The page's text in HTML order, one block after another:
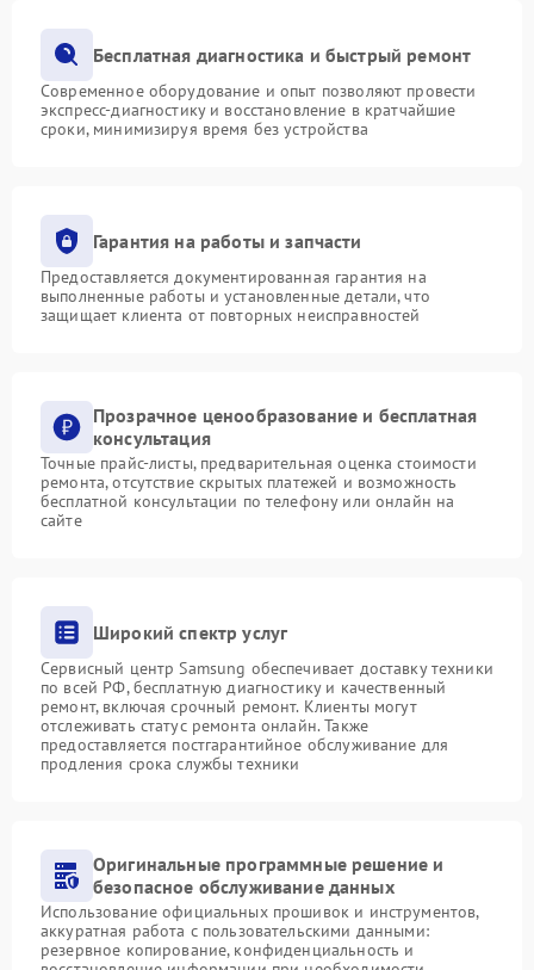
Бесплатная диагностика и быстрый ремонт
Современное оборудование и опыт позволяют провести
экспресс-диагностику и восстановление в кратчайшие
сроки, минимизируя время без устройства
Гарантия на работы и запчасти
Предоставляется документированная гарантия на
выполненные работы и установленные детали, что
защищает клиента от повторных неисправностей
Прозрачное ценообразование и бесплатная
консультация
Точные прайс-листы, предварительная оценка стоимости
ремонта, отсутствие скрытых платежей и возможность
бесплатной консультации по телефону или онлайн на
сайте
Широкий спектр услуг
Сервисный центр Samsung обеспечивает доставку техники
по всей РФ, бесплатную диагностику и качественный
ремонт, включая срочный ремонт. Клиенты могут
отслеживать статус ремонта онлайн. Также
предоставляется постгарантийное обслуживание для
продления срока службы техники
Оригинальные программные решение и
безопасное обслуживание данных
Использование официальных прошивок и инструментов,
аккуратная работа с пользовательскими данными:
резервное копирование, конфиденциальность и